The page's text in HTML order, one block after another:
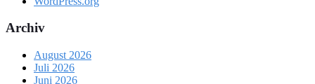
Archiv
August 2026
Juli 2026
Juni 2026